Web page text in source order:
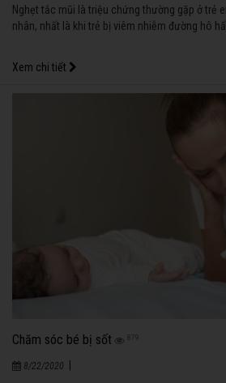
Nghẹt tắc mũi là triệu chứng thường gặp ở trẻ
nhân, nhất là khi trẻ bị viêm nhiễm đường hô
Xem chi tiết
Chăm sóc bé bị sốt 879
8/22/2020